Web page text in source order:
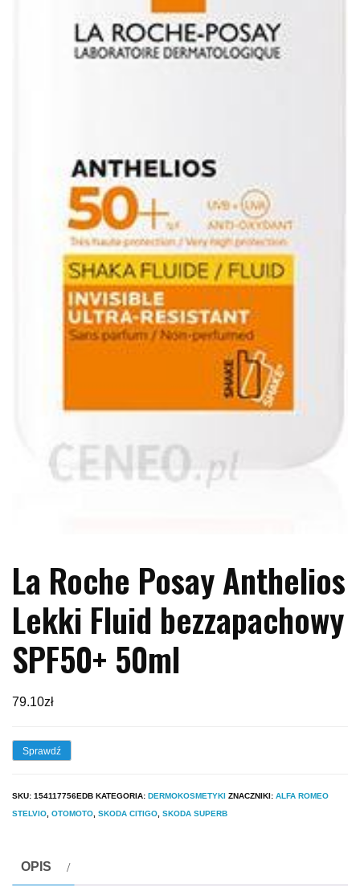
La Roche Posay Anthelios
Lekki Fluid bezzapachowy
SPF50+ 50ml
79.10zł
Sprawdź
SKU: 154117756EDB KATEGORIA: DERMOKOSMETYKI ZNACZNIKI: ALFA ROMEO
STELVIO OTOMOTO SKODA CITIGO SKODA SUPERB
OPIS